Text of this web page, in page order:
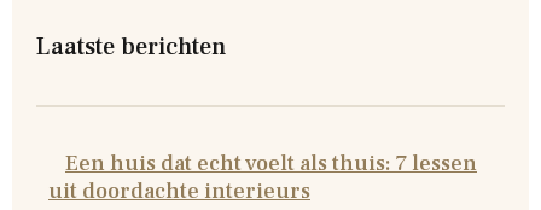
Laatste berichten
Een huis dat echt voelt als thuis: 7 lessen
uit doordachte interieurs